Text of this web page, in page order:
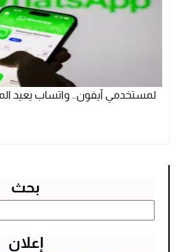
لمستخدمي آيفون.. واتساب يعيد
بحث
عن:
إعلان